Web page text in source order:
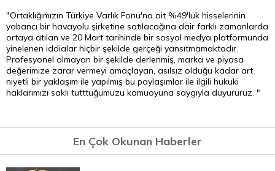
"Ortaklığımızın Türkiye Varlık Fonu'na ait %49'luk hisselerinin
yabancı bir havayolu şirketine satılacağına dair farklı zamanlarda
ortaya atılan ve 20 Mart tarihinde bir sosyal medya platformunda
yinelenen iddialar hiçbir şekilde gerçeği yansıtmamaktadır.
Profesyonel olmayan bir şekilde derlenmiş, marka ve piyasa
değerimize zarar vermeyi amaçlayan, asılsız olduğu kadar art
niyetli bir yaklaşım ile yapılmış bu paylaşımlar ile ilgili hukuki
haklarımızı saklı tutttuğumuzu kamuoyuna saygıyla duyururuz. "
En Çok Okunan Haberler